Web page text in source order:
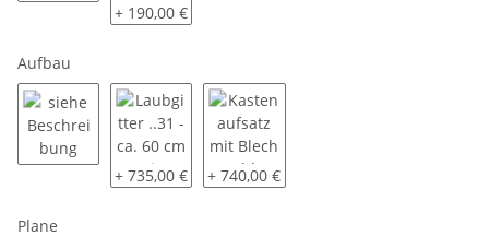
mit
+ 190,00 €
Aufbau
siehe Beschreibung
Laubgitter ..31 - ca. 60 cm SP-Line - montiert
+ 735,00 € Kastenaufsatz mit Blech geschlossen
+ 740,00 €
Plane